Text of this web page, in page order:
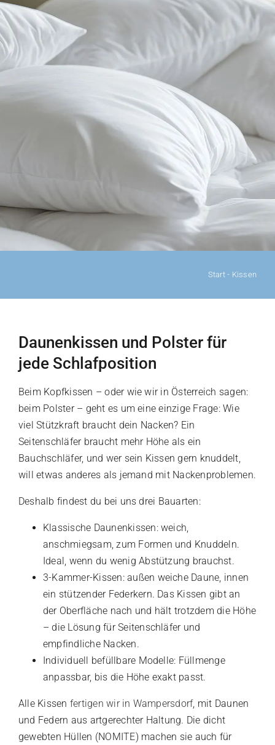
KONFIGURATOR
DAUNENDECKEN
ÜBER UNS
Start- Kissen
Daunenkissen und Polster für
jede Schlafposition
Beim Kopfkissen – oder wie wir in Österreich sagen:
beim Polster – geht es um eine einzige Frage: Wie
viel Stützkraft braucht dein Nacken? Ein
Seitenschläfer braucht mehr Höhe als ein
Bauchschläfer, und wer sein Kissen gern knuddelt,
will etwas anderes als jemand mit Nackenproblemen.
Deshalb findest du bei uns drei Bauarten:
Klassische Daunenkissen: weich,
anschmiegsam, zum Formen und Knuddeln.
Ideal, wenn du wenig Abstützung brauchst.
3-Kammer-Kissen: außen weiche Daune, innen
ein stützender Federkern. Das Kissen gibt an
der Oberfläche nach und hält trotzdem die Höhe
– die Lösung für Seitenschläfer und
empfindliche Nacken.
Individuell befüllbare Modelle: Füllmenge
anpassbar, bis die Höhe exakt passt.
Alle Kissen fertigen wir in Wampersdorf, mit Daunen
und Federn aus artgerechter Haltung. Die dicht
gewebten Hüllen (NOMITE) machen sie auch für